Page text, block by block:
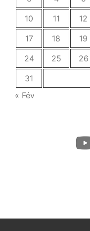
10
11 12
17
18 19
24
25 26
31
« Fév